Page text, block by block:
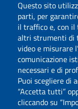
Questo sito
parti, per
il traffico e, con il
altri strumenti di
video e misurare
comunicazione
necessari e di
Puoi scegliere di
“Accetta tutti”
cliccando su
Privacy